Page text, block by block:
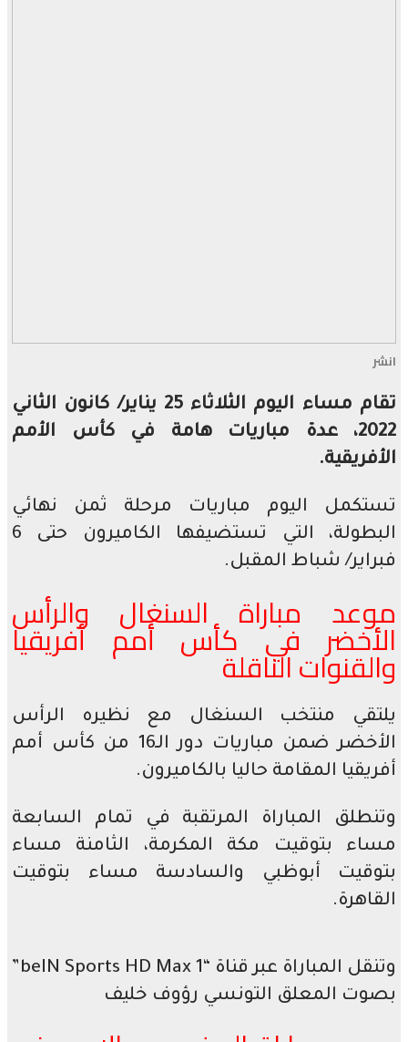
انشر
تقام مساء اليوم الثلاثاء 25 يناير/ كانون الثاني
2022، عدة مباريات هامة في كأس الأمم
الأفريقية.
تستكمل اليوم مباريات مرحلة ثمن نهائي
البطولة، التي تستضيفها الكاميرون حتى 6
فبراير/ شباط المقبل.
موعد مباراة السنغال والرأس
الأخضر في كأس أمم أفريقيا
والقنوات الناقلة
يلتقي منتخب السنغال مع نظيره الرأس
الأخضر ضمن مباريات دور الـ16 من كأس أمم
أفريقيا المقامة حاليا بالكاميرون.
وتنطلق المباراة المرتقبة في تمام السابعة
مساء بتوقيت مكة المكرمة، الثامنة مساء
بتوقيت أبوظبي والسادسة مساء بتوقيت
القاهرة.
وتنقل المباراة عبر قناة “1 beIN Sports HD Max”
بصوت المعلق التونسي رؤوف خليف